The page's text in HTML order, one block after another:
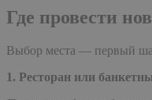
Где провести
Выбор места — первый
1. Ресторан или